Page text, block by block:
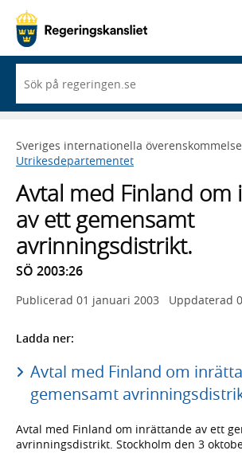
du
börjar
skriva
framträder
en
med
sökförslag
Sveriges internationella
Utrikesdepartementet
Avtal med Finland om
av ett gemensamt
avrinningsdistrikt.
SÖ 2003:26
Publicerad 01 januari 2003 Uppdaterad
Ladda ner:
Avtal med Finland om
gemensamt
Avtal med Finland om inrättande av ett
avrinningsdistrikt. Stockholm den 3